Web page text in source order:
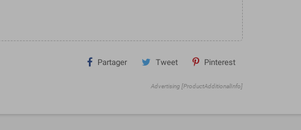
Partager Tweet Pinterest
Advertising [ProductAdditionalInfo]